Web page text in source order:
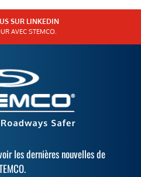
SUR LINKEDIN
AVEC STEMCO.
les dernières nouvelles de